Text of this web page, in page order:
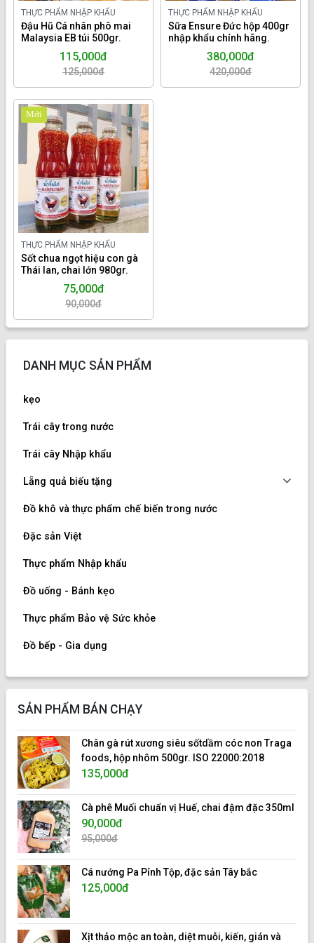
THỰC PHẨM NHẬP KHẨU
Đậu Hũ Cá nhân phô mai
Malaysia EB túi 500gr.
115,000đ
125,000đ
THỰC PHẨM NHẬP KHẨU
Sữa Ensure Đức hộp 400gr
nhập khẩu chính hãng.
380,000đ
420,000đ
THỰC PHẨM NHẬP KHẨU
Sốt chua ngọt hiệu con gà
Thái lan, chai lớn 980gr.
75,000đ
90,000đ
Mới
DANH MỤC SẢN PHẨM
kẹo
Trái cây trong nước
Trái cây Nhập khẩu
Lẵng quả biếu tặng
Đồ khô và thực phẩm chế biến trong nước
Đặc sản Việt
Thực phẩm Nhập khẩu
Đồ uống - Bánh kẹo
Thực phẩm Bảo vệ Sức khỏe
Đồ bếp - Gia dụng
SẢN PHẨM BÁN CHẠY
Chân gà rút xương siêu sốtdầm cóc non Traga
foods, hộp nhôm 500gr. ISO 22000:2018
135,000đ
Cà phê Muối chuẩn vị Huế, chai đậm đặc 350ml
90,000đ
95,000đ
Cá nướng Pa Pỉnh Tộp, đặc sản Tây bắc
125,000đ
Xịt thảo mộc an toàn, diệt muỗi, kiến, gián và